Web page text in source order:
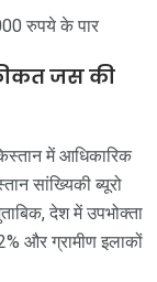
रुपये के पार
जस की
में आधिकारिक
सांख्यिकी ब्यूरो
देश में उपभोक्ता
और ग्रामीण इलाकों